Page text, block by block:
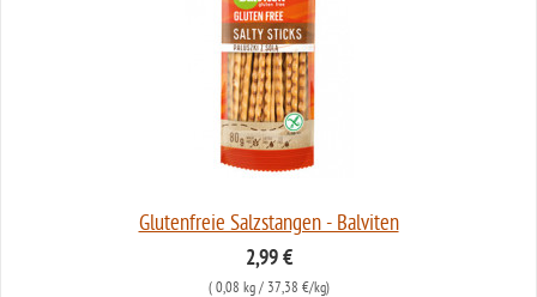
Glutenfreie Salzstangen - Balviten
2,99 €
( 0,08 kg/ 37,38 €/kg)